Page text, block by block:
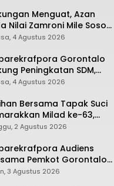
Menguat, Azan
Nilai Zamroni Mile Sosok
Teruskan
4 Agustus 2026
Gorontalo
Peningkatan SDM,
Rekomendasi Studi S3
4 Agustus 2026
Bersama Tapak Suci
Milad ke-63,
Kalupe Ajak Atlet
2 Agustus 2026
Audiens
Pemkot Gorontalo
Dukungan GKK 2026
3 Agustus 2026